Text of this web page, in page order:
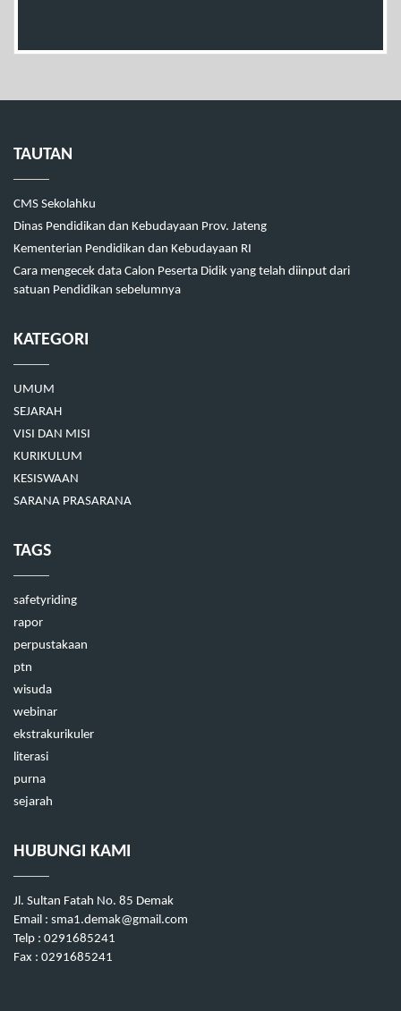
TAUTAN
CMS Sekolahku
Dinas Pendidikan dan Kebudayaan Prov. Jateng
Kementerian Pendidikan dan Kebudayaan RI
Cara mengecek data Calon Peserta Didik yang telah diinput dari
satuan Pendidikan sebelumnya
KATEGORI
UMUM
SEJARAH
VISI DAN MISI
KURIKULUM
KESISWAAN
SARANA PRASARANA
TAGS
safetyriding
rapor
perpustakaan
ptn
wisuda
webinar
ekstrakurikuler
literasi
purna
sejarah
HUBUNGI KAMI
Jl. Sultan Fatah No. 85 Demak
Email : sma1.demak@gmail.com
Telp : 0291685241
Fax : 0291685241